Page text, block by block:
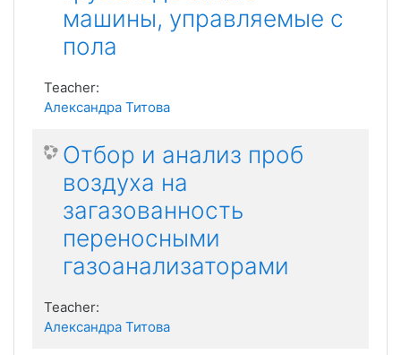
машины, управляемые с
пола
Teacher:
Александра Титова
Отбор и анализ проб
воздуха на
загазованность
переносными
газоанализаторами
Teacher:
Александра Титова